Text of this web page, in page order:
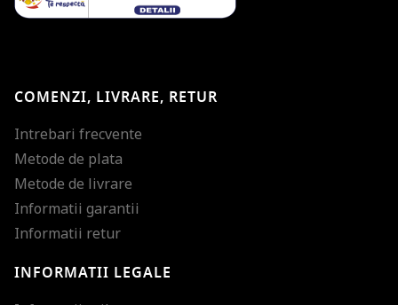
COMENZI, LIVRARE, RETUR
Intrebari frecvente
Metode de plata
Metode de livrare
Informatii garantii
Informatii retur
INFORMATII LEGALE